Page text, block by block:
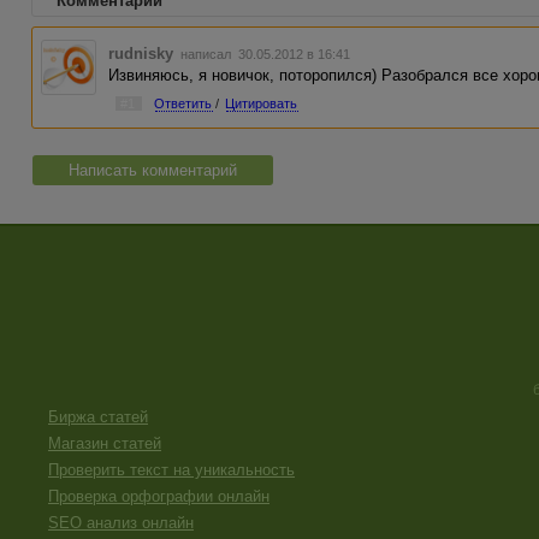
rudnisky написал 30.05.2012 в 16:41
Извиняюсь, я новичок, поторопился) Разобрался все
Ответить / Цитировать
Написать комментарий
Биржа статей
Магазин статей
Проверить текст на уникальность
Проверка орфографии онлайн
SEO анализ онлайн